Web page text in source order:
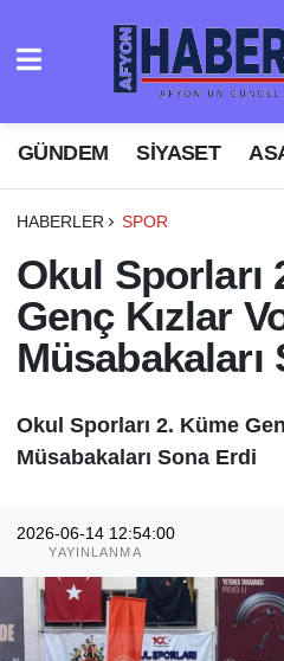
GÜNDEM SIYASET
HABERLER SPOR
Okul Sporları
Genç Kızlar
Müsabakaları
Okul Sporları 2. Küme
Müsabakaları Sona Erdi
2026-06-14 12:54:00
YAYINLANMA